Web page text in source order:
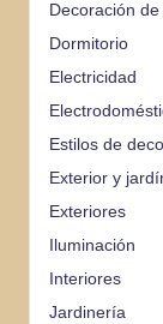
Decoración
Dormitorio
Electricidad
Estilos de
Exterior y
Exteriores
Iluminación
Interiores
Jardinería